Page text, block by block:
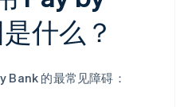
什么？
Bank 的最常见障碍：